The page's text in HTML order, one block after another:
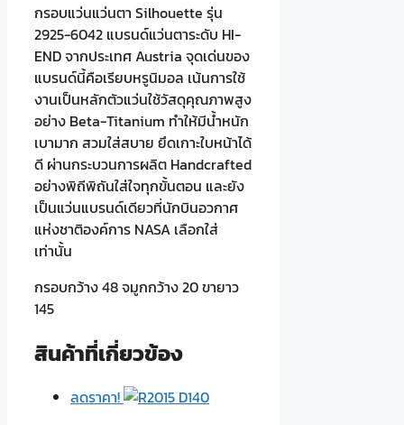
กรอบแว่นแว่นตา Silhouette รุ่น
2925-6042 แบรนด์แว่นตาระดับ HI-
END จากประเทศ Austria จุดเด่นของ
แบรนด์นี้คือเรียบหรูนิมอล เน้นการใช้
งานเป็นหลักตัวแว่นใช้วัสดุคุณภาพสูง
อย่าง Beta-Titanium ทำให้มีน้ำหนัก
เบามาก สวมใส่สบาย ยึดเกาะใบหน้าได้
ดี ผ่านกระบวนการผลิต Handcrafted
อย่างพิถีพิถันใส่ใจทุกขั้นตอน และยัง
เป็นแว่นแบรนด์เดียวที่นักบินอวกาศ
แห่งชาติองค์การ NASA เลือกใส่
เท่านั้น
กรอบกว้าง 48 จมูกกว้าง 20 ขายาว
145
สินค้าที่เกี่ยวข้อง
ลดราคา!